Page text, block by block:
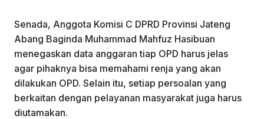
Senada, Anggota Komisi C DPRD Provinsi Jateng
Abang Baginda Muhammad Mahfuz Hasibuan
menegaskan data anggaran tiap OPD harus jelas
agar pihaknya bisa memahami renja yang akan
dilakukan OPD. Selain itu, setiap persoalan yang
berkaitan dengan pelayanan masyarakat juga harus
diutamakan.